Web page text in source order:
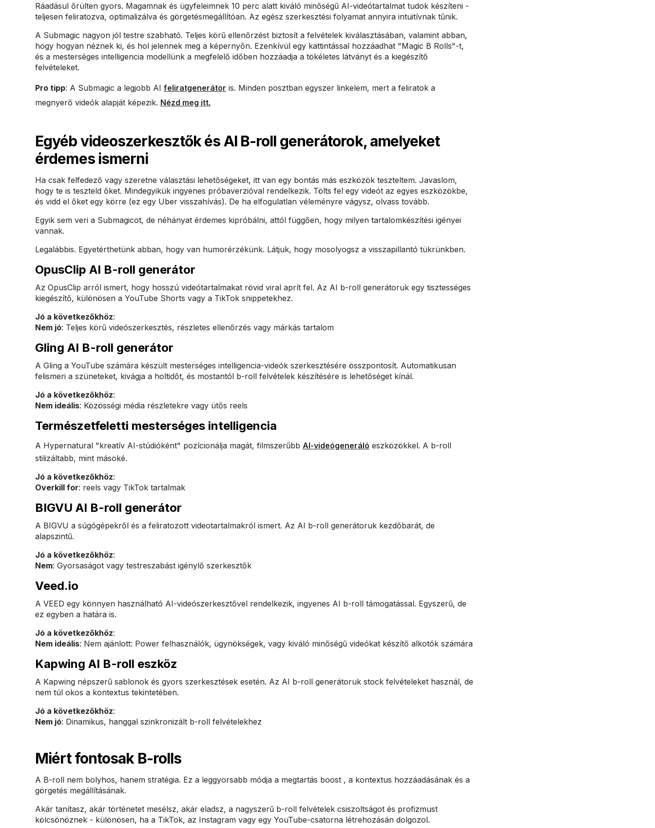
Ráadásul őrülten gyors. Magamnak és ügyfeleimnek 10 perc alatt kiváló minőségű AI-videótartalmat tudok készíteni -
teljesen feliratozva, optimalizálva és görgetésmegállítóan. Az egész szerkesztési folyamat annyira intuitívnak tűnik.
A Submagic nagyon jól testre szabható. Teljes körű ellenőrzést biztosít a felvételek kiválasztásában, valamint abban,
hogy hogyan néznek ki, és hol jelennek meg a képernyőn. Ezenkívül egy kattintással hozzáadhat "Magic B Rolls"-t,
és a mesterséges intelligencia modellünk a megfelelő időben hozzáadja a tökéletes látványt és a kiegészítő
felvételeket.
Pro tipp: A Submagic a legjobb AI feliratgenerátor is. Minden posztban egyszer linkelem, mert a feliratok a
megnyerő videók alapját képezik. Nézd meg itt.
Egyéb videoszerkesztők és AI B-roll generátorok, amelyeket
érdemes ismerni
Ha csak felfedező vagy szeretne választási lehetőségeket, itt van egy bontás más eszközök teszteltem. Javaslom,
hogy te is teszteld őket. Mindegyikük ingyenes próbaverzióval rendelkezik. Tölts fel egy videót az egyes eszközökbe,
és vidd el őket egy körre (ez egy Uber visszahívás). De ha elfogulatlan véleményre vágysz, olvass tovább.
Egyik sem veri a Submagicot, de néhányat érdemes kipróbálni, attól függően, hogy milyen tartalomkészítési igényei
vannak.
Legalábbis. Egyetérthetünk abban, hogy van humorérzékünk. Látjuk, hogy mosolyogsz a visszapillantó tükrünkben.
OpusClip AI B-roll generátor
Az OpusClip arról ismert, hogy hosszú videótartalmakat rövid viral aprít fel. Az AI b-roll generátoruk egy tisztességes
kiegészítő, különösen a YouTube Shorts vagy a TikTok snippetekhez.
Jó a következőkhöz:
Nem jó: Teljes körű videószerkesztés, részletes ellenőrzés vagy márkás tartalom
Gling AI B-roll generátor
A Gling a YouTube számára készült mesterséges intelligencia-videók szerkesztésére összpontosít. Automatikusan
felismeri a szüneteket, kivágja a holtidőt, és mostantól b-roll felvételek készítésére is lehetőséget kínál.
Jó a következőkhöz:
Nem ideális: Közösségi média részletekre vagy ütős reels
Természetfeletti mesterséges intelligencia
A Hypernatural "kreatív AI-stúdióként" pozícionálja magát, filmszerűbb AI-videógeneráló eszközökkel. A b-roll
stilizáltabb, mint másoké.
Jó a következőkhöz:
Overkill for: reels vagy TikTok tartalmak
BIGVU AI B-roll generátor
A BIGVU a súgógépekről és a feliratozott videotartalmakról ismert. Az AI b-roll generátoruk kezdőbarát, de
alapszintű.
Jó a következőkhöz:
Nem: Gyorsaságot vagy testreszabást igénylő szerkesztők
Veed.io
A VEED egy könnyen használható AI-videószerkesztővel rendelkezik, ingyenes AI b-roll támogatással. Egyszerű, de
ez egyben a határa is.
Jó a következőkhöz:
Nem ideális: Nem ajánlott: Power felhasználók, ügynökségek, vagy kiváló minőségű videókat készítő alkotók számára
Kapwing AI B-roll eszköz
A Kapwing népszerű sablonok és gyors szerkesztések esetén. Az AI b-roll generátoruk stock felvételeket használ, de
nem túl okos a kontextus tekintetében.
Jó a következőkhöz:
Nem jó: Dinamikus, hanggal szinkronizált b-roll felvételekhez
Miért fontosak B-rolls
A B-roll nem bolyhos, hanem stratégia. Ez a leggyorsabb módja a megtartás boost , a kontextus hozzáadásának és a
görgetés megállításának.
Akár tanítasz, akár történetet mesélsz, akár eladsz, a nagyszerű b-roll felvételek csiszoltságot és profizmust
kölcsönöznek - különösen, ha a TikTok, az Instagram vagy egy YouTube-csatorna létrehozásán dolgozol.